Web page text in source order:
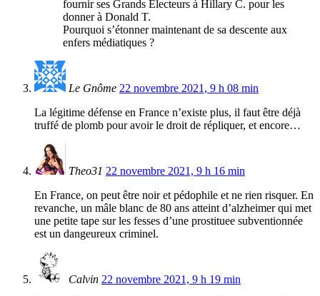
fournir ses Grands Électeurs à Hillary C. pour les
donner à Donald T.
Pourquoi s’étonner maintenant de sa descente aux
enfers médiatiques ?
Le Gnôme 22 novembre 2021, 9 h 08 min
La légitime défense en France n’existe plus, il faut être déjà
truffé de plomb pour avoir le droit de répliquer, et encore…
Theo31 22 novembre 2021, 9 h 16 min
En France, on peut être noir et pédophile et ne rien risquer. En
revanche, un mâle blanc de 80 ans atteint d’alzheimer qui met
une petite tape sur les fesses d’une prostituee subventionnée
est un dangeureux criminel.
Calvin 22 novembre 2021, 9 h 19 min